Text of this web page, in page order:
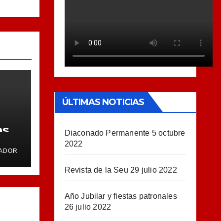
ÚLTIMAS NOTICIAS
Diaconado Permanente 5 octubre
2022
Revista de la Seu 29 julio 2022
Año Jubilar y fiestas patronales
26 julio 2022